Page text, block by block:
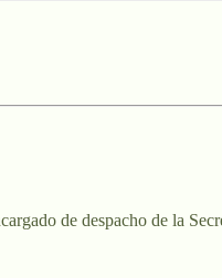
de despacho de la